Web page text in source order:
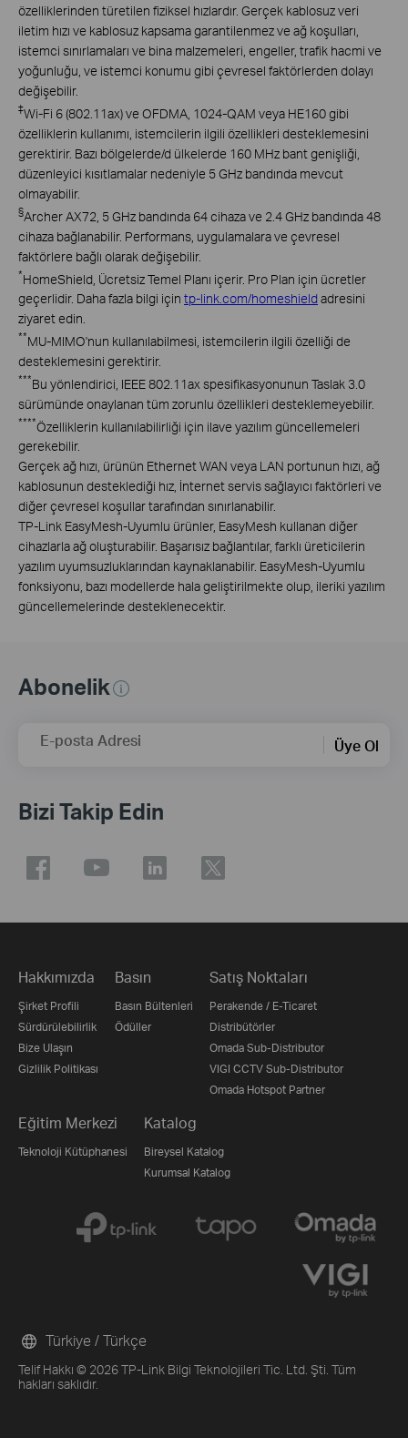
özelliklerinden türetilen fiziksel hızlardır. Gerçek kablosuz veri
iletim hızı ve kablosuz kapsama garantilenmez ve ağ koşulları,
istemci sınırlamaları ve bina malzemeleri, engeller, trafik hacmi ve
yoğunluğu, ve istemci konumu gibi çevresel faktörlerden dolayı
değişebilir.
‡Wi-Fi 6 (802.11ax) ve OFDMA, 1024-QAM veya HE160 gibi
özelliklerin kullanımı, istemcilerin ilgili özellikleri desteklemesini
gerektirir. Bazı bölgelerde/d ülkelerde 160 MHz bant genişliği,
düzenleyici kısıtlamalar nedeniyle 5 GHz bandında mevcut
olmayabilir.
§Archer AX72, 5 GHz bandında 64 cihaza ve 2.4 GHz bandında 48
cihaza bağlanabilir. Performans, uygulamalara ve çevresel
faktörlere bağlı olarak değişebilir.
*HomeShield, Ücretsiz Temel Planı içerir. Pro Plan için ücretler
geçerlidir. Daha fazla bilgi için tp-link.com/homeshieldadresini
ziyaret edin.
**MU-MIMO'nun kullanılabilmesi, istemcilerin ilgili özelliği de
desteklemesini gerektirir.
***Bu yönlendirici, IEEE 802.11ax spesifikasyonunun Taslak 3.0
sürümünde onaylanan tüm zorunlu özellikleri desteklemeyebilir.
****Özelliklerin kullanılabilirliği için ilave yazılım güncellemeleri
gerekebilir.
Gerçek ağ hızı, ürünün Ethernet WAN veya LAN portunun hızı, ağ
kablosunun desteklediği hız, İnternet servis sağlayıcı faktörleri ve
diğer çevresel koşullar tarafından sınırlanabilir.
TP-Link EasyMesh-Uyumlu ürünler, EasyMesh kullanan diğer
cihazlarla ağ oluşturabilir. Başarısız bağlantılar, farklı üreticilerin
yazılım uyumsuzluklarından kaynaklanabilir. EasyMesh-Uyumlu
fonksiyonu, bazı modellerde hala geliştirilmekte olup, ileriki yazılım
güncellemelerinde desteklenecektir.
Abonelik
E-posta Adresi Üye Ol
Bizi Takip Edin
Hakkımızda
Şirket Profili
Sürdürülebilirlik
Bize Ulaşın
Gizlilik Politikası
Basın
Basın Bültenleri
Ödüller
Satış Noktaları
Perakende / E-Ticaret
Distribütörler
Omada Sub-Distributor
VIGI CCTV Sub-Distributor
Omada Hotspot Partner
Eğitim Merkezi
Teknoloji Kütüphanesi
Katalog
Bireysel Katalog
Kurumsal Katalog
Telif Hakkı © 2026 TP-Link Bilgi Teknolojileri Tic. Ltd. Şti. Tüm
hakları saklıdır.
Türkiye / Türkçe